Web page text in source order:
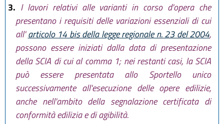
3. I lavori relativi alle varianti in corso d'opera che
presentano i requisiti delle variazioni essenziali di cui
all'articolo 14 bis della legge regionale n. 23 del 2004,
possono essere iniziati dalla data di presentazione
della SCIA di cui al comma 1; nei restanti casi, la SCIA
può essere presentata allo Sportello unico
successivamente all'esecuzione delle opere edilizie,
anche nell'ambito della segnalazione certificata di
conformità edilizia e di agibilità.